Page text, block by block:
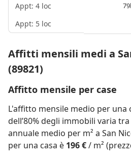
Appt: 4 loc
Appt: 5 loc
Affitti mensili medi a
(89821)
Affitto mensile per case
L'affitto mensile medio per una
dell’80% degli immobili varia tra
annuale medio per m² a San
per una casa è 196 €/ m²